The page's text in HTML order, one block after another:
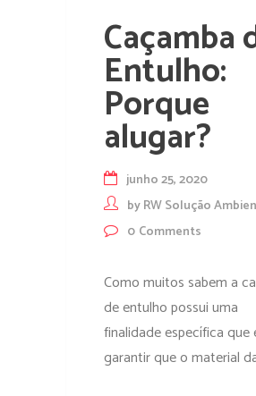
Caçamba
Entulho:
Porque
alugar?
junho 25, 2020
byRW Solução
0 Comments
Como muitos sabem a
de entulho possui uma
finalidade específica que
garantir que o material